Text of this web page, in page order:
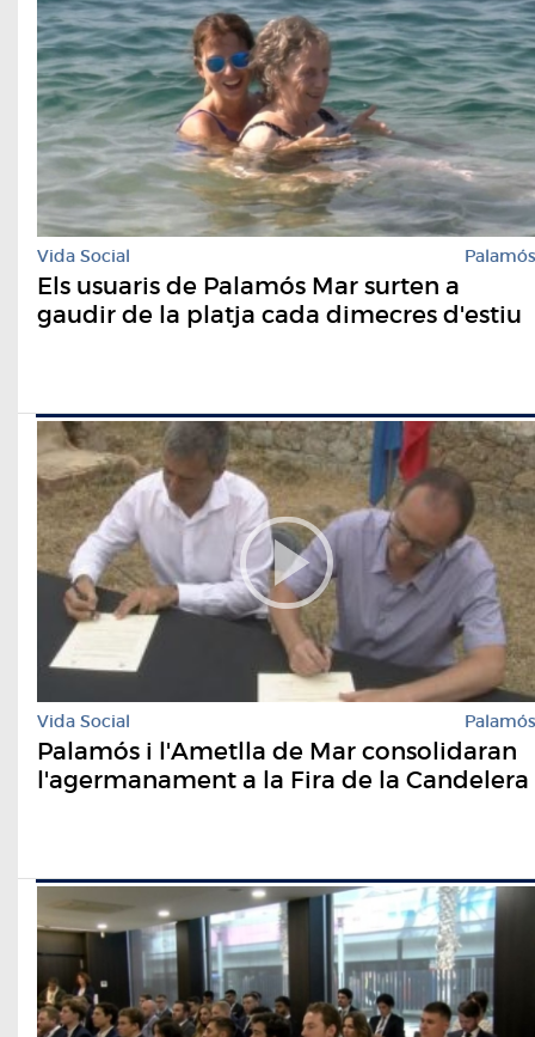
Vida Social Palamós
Els usuaris de Palamós Mar surten a
gaudir de la platja cada dimecres d'estiu
Vida Social Palamós
Palamós i l'Ametlla de Mar consolidaran
l'agermanament a la Fira de la Candelera